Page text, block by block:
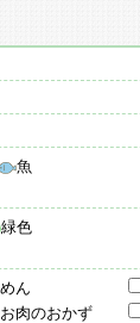
魚
緑色
めん
お肉のおかず